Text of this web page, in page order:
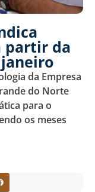
partir da
da Empresa
do Norte
para o
os meses